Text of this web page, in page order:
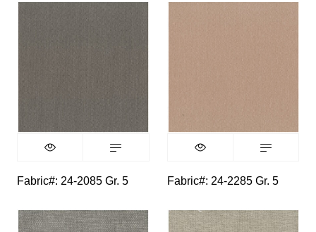
Fabric#: 24-2085 Gr. 5 Fabric#: 24-2285 Gr. 5